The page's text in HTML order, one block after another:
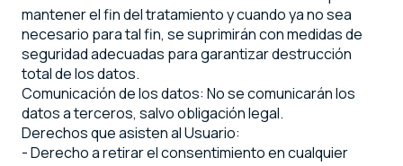
mantener el fin del tratamiento y cuando ya no sea
necesario para tal fin, se suprimirán con medidas de
seguridad adecuadas para garantizar destrucción
total de los datos.
Comunicación de los datos: No se comunicarán los
datos a terceros, salvo obligación legal.
Derechos que asisten al Usuario:
- Derecho a retirar el consentimiento en cualquier